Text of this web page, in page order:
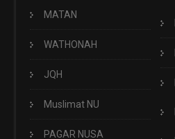
MATAN
WATHONAH
JQH
Muslimat NU
PAGAR NUSA